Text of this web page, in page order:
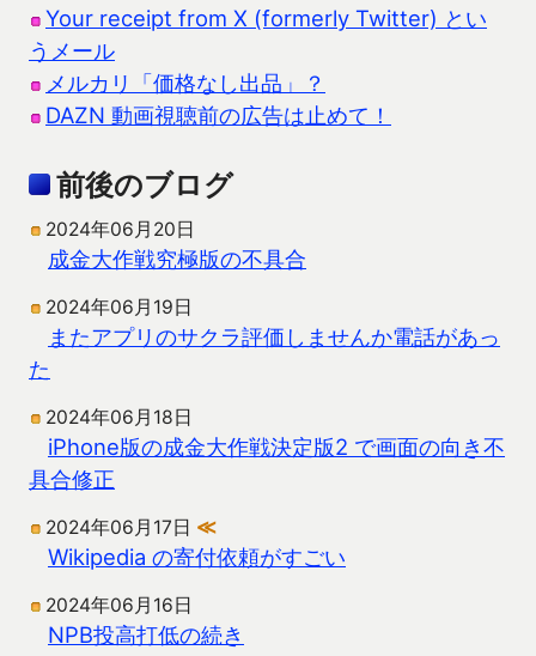
Your receipt from X (formerly Twitter) とい
うメール
メルカリ「価格なし出品」？
DAZN 動画視聴前の広告は止めて！
前後のブログ
2024年06月20日
成金大作戦究極版の不具合
2024年06月19日
またアプリのサクラ評価しませんか電話があっ
た
2024年06月18日
iPhone版の成金大作戦決定版2 で画面の向き不
具合修正
2024年06月17日 ≪
Wikipedia の寄付依頼がすごい
2024年06月16日
NPB投高打低の続き